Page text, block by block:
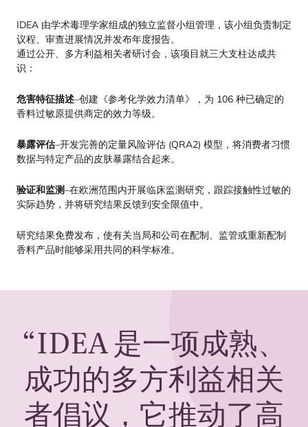
IDEA 由学术毒理学家组成的独立监督小组管理，该小组负责制定
议程、审查进展情况并发布年度报告。
通过公开、多方利益相关者研讨会，该项目就三大支柱达成共
识：
危害特征描述–创建《参考化学效力清单》，为 106 种已确定的
香料过敏原提供商定的效力等级。
暴露评估–开发完善的定量风险评估 (QRA2) 模型，将消费者习惯
数据与特定产品的皮肤暴露结合起来。
验证和监测–在欧洲范围内开展临床监测研究，跟踪接触性过敏的
实际趋势，并将研究结果反馈到安全限值中。
研究结果免费发布，使有关当局和公司在配制、监管或重新配制
香料产品时能够采用共同的科学标准。
“IDEA是一项成熟、
成功的多方利益相关
者倡议，它推动了高